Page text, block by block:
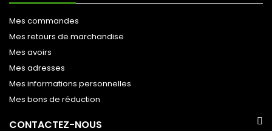
Mes commandes
Mes retours de marchandise
Mes avoirs
Mes adresses
Mes informations personnelles
Mes bons de réduction
CONTACTEZ-NOUS